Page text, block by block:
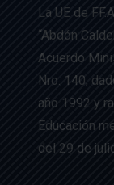
La UE de
“Abdón
Acuerdo
Nro. 140,
año 1992 y
Educación
del 29 de